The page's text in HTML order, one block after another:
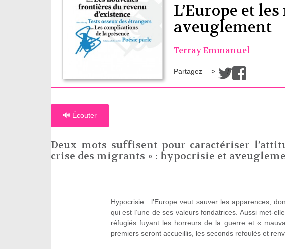
L’Europe et
aveuglement
Terray Emmanuel
Partagez —> /
🔊 Écouter
Deux mots suffisent pour caractériser
crise des migrants » : hypocrisie et
Hypocrisie : l’Europe veut sauver les apparences,
qui est l’une de ses valeurs fondatrices. Aussi met-
réfugiés fuyant les horreurs de la guerre et «
premiers seront accueillis, les seconds refoulés et